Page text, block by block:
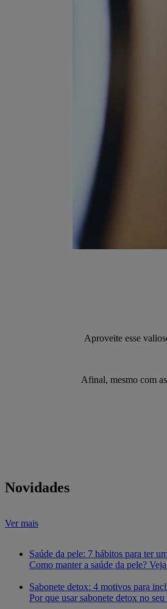
Aproveite esse
Afinal, mesmo com
Novidades
Ver mais
Saúde da pele: 7 hábitos para ter
Como manter a saúde da pele?
Sabonete detox: 4 motivos para
Por que usar sabonete detox no